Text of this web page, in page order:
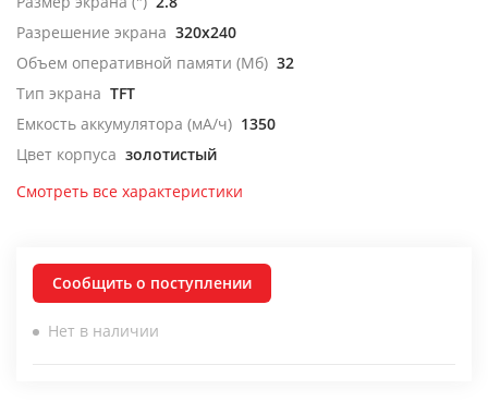
Разрешение экрана 320x240
Объем оперативной памяти (Мб) 32
Тип экрана TFT
Емкость аккумулятора (мА/ч) 1350
Цвет корпуса золотистый
Смотреть все характеристики
Сообщить о поступлении
Нет в наличии